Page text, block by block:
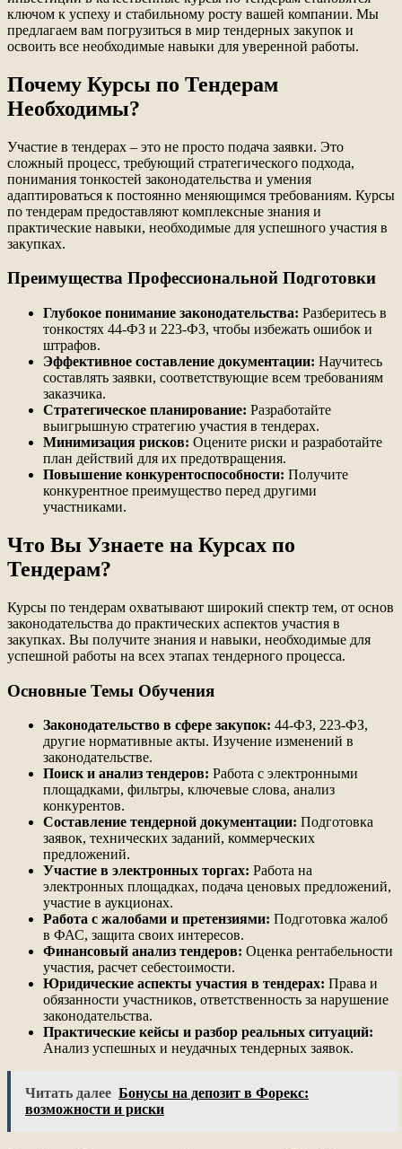
ключом к успеху и стабильному росту вашей компании. Мы
предлагаем вам погрузиться в мир тендерных закупок и
освоить все необходимые навыки для уверенной работы.
Почему Курсы по Тендерам
Необходимы?
Участие в тендерах – это не просто подача заявки. Это
сложный процесс, требующий стратегического подхода,
понимания тонкостей законодательства и умения
адаптироваться к постоянно меняющимся требованиям. Курсы
по тендерам предоставляют комплексные знания и
практические навыки, необходимые для успешного участия в
закупках.
Преимущества Профессиональной Подготовки
Глубокое понимание законодательства: Разберитесь в
тонкостях 44-ФЗ и 223-ФЗ, чтобы избежать ошибок и
штрафов.
Эффективное составление документации: Научитесь
составлять заявки, соответствующие всем требованиям
заказчика.
Стратегическое планирование: Разработайте
выигрышную стратегию участия в тендерах.
Минимизация рисков: Оцените риски и разработайте
план действий для их предотвращения.
Повышение конкурентоспособности: Получите
конкурентное преимущество перед другими
участниками.
Что Вы Узнаете на Курсах по
Тендерам?
Курсы по тендерам охватывают широкий спектр тем, от основ
законодательства до практических аспектов участия в
закупках. Вы получите знания и навыки, необходимые для
успешной работы на всех этапах тендерного процесса.
Основные Темы Обучения
Законодательство в сфере закупок: 44-ФЗ, 223-ФЗ,
другие нормативные акты. Изучение изменений в
законодательстве.
Поиск и анализ тендеров: Работа с электронными
площадками, фильтры, ключевые слова, анализ
конкурентов.
Составление тендерной документации: Подготовка
заявок, технических заданий, коммерческих
предложений.
Участие в электронных торгах: Работа на
электронных площадках, подача ценовых предложений,
участие в аукционах.
Работа с жалобами и претензиями: Подготовка жалоб
в ФАС, защита своих интересов.
Финансовый анализ тендеров: Оценка рентабельности
участия, расчет себестоимости.
Юридические аспекты участия в тендерах: Права и
обязанности участников, ответственность за нарушение
законодательства.
Практические кейсы и разбор реальных ситуаций:
Анализ успешных и неудачных тендерных заявок.
Читать далее Бонусы на депозит в Форекс:
возможности и риски